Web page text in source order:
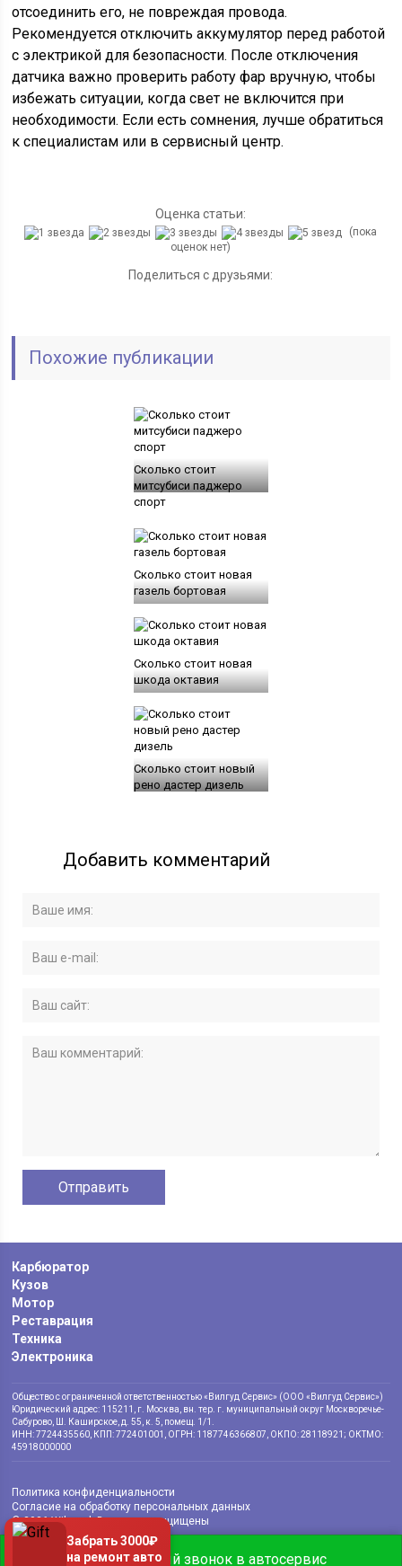
отсоединить его, не повреждая провода.
Рекомендуется отключить аккумулятор перед работой
с электрикой для безопасности. После отключения
датчика важно проверить работу фар вручную, чтобы
избежать ситуации, когда свет не включится при
необходимости. Если есть сомнения, лучше обратиться
к специалистам или в сервисный центр.
Оценка статьи:
(пока
оценок нет)
Поделиться с друзьями:
Похожие публикации
Сколько стоит
митсубиси паджеро
спорт
Сколько стоит новая
газель бортовая
Сколько стоит новая
шкода октавия
Сколько стоит новый
рено дастер дизель
Добавить комментарий
Карбюратор
Кузов
Мотор
Реставрация
Техника
Электроника
Общество с ограниченной ответственностью «Вилгуд Сервис» (ООО «Вилгуд Сервис»)
Юридический адрес: 115211, г. Москва, вн. тер. г. муниципальный округ Москворечье-
Сабурово, Ш. Каширское, д. 55, к. 5, помещ. 1/1.
ИНН: 7724435560, КПП: 772401001, ОГРН: 1187746366807, ОКПО: 28118921; ОКТМО:
45918000000
© 2026 Wilgood. Все права защищены
Политика конфиденциальности
Согласие на обработку персональных данных
Бесплатный звонок в автосервис
Забрать 3000₽
на ремонт авто